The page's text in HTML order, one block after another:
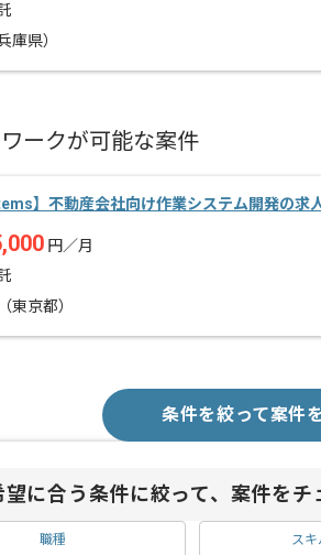
庫県）
ークが可能な案件
】不動産会社向け作業システム開発の求
円／月
東京都）
条件を絞って案件
望に合う条件に絞って、案件をチ
職種 ス